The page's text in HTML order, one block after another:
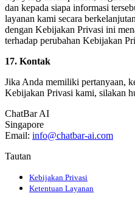
dan kepada siapa informasi
layanan kami secara
dengan Kebijakan Privasi ini
terhadap perubahan Kebijakan
17. Kontak
Jika Anda memiliki pertanyaan,
Kebijakan Privasi kami, silakan
ChatBar AI
Singapore
Email: info@chatbar-ai.com
Tautan
Kebijakan Privasi
Ketentuan Layanan